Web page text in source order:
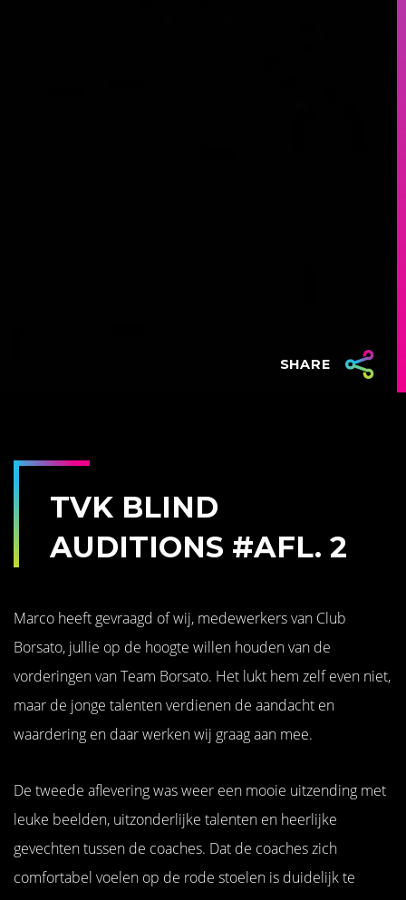
SHARE
TVK BLIND
AUDITIONS #AFL. 2
Marco heeft gevraagd of wij, medewerkers van Club
Borsato, jullie op de hoogte willen houden van de
vorderingen van Team Borsato. Het lukt hem zelf even niet,
maar de jonge talenten verdienen de aandacht en
waardering en daar werken wij graag aan mee.
De tweede aflevering was weer een mooie uitzending met
leuke beelden, uitzonderlijke talenten en heerlijke
gevechten tussen de coaches. Dat de coaches zich
comfortabel voelen op de rode stoelen is duidelijk te